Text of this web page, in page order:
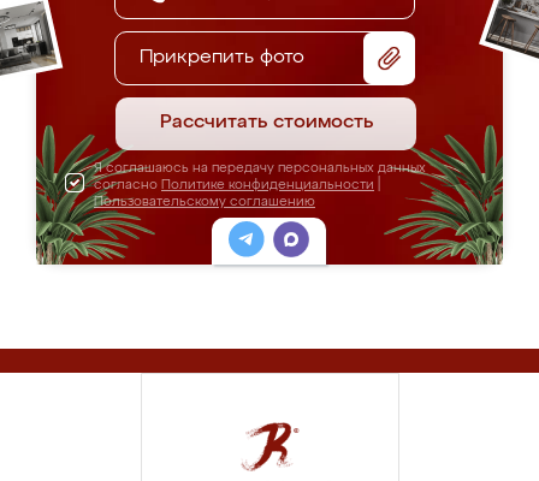
Прикрепить фото
Рассчитать стоимость
Я соглашаюсь на передачу персональных данных
согласно Политике конфиденциальности
Пользовательскому соглашению